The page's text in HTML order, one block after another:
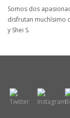
Somos dos
disfrutan muchísimo
y Shei S.